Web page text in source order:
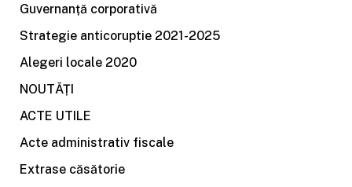
Guvernanță corporativă
Strategie anticoruptie 2021-2025
Alegeri locale 2020
NOUTĂȚI
ACTE UTILE
Acte administrativ fiscale
Extrase căsătorie